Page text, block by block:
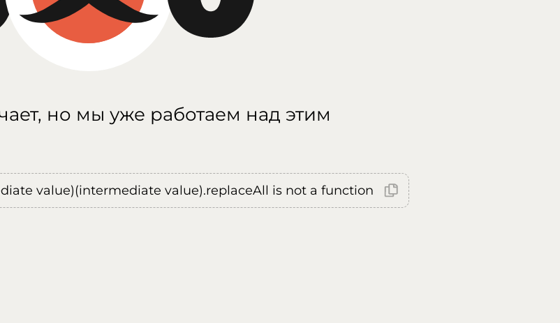
но мы уже работаем над этим
value)(intermediate value).replaceAll is not a function